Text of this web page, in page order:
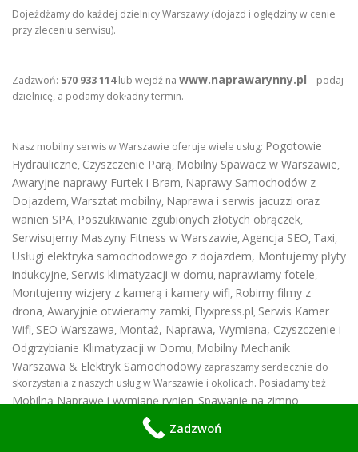
Dojeżdżamy do każdej dzielnicy Warszawy (dojazd i oględziny w cenie
przy zleceniu serwisu).
Zadzwoń: 570 933 114lub wejdź na www.naprawarynny.pl – podaj
dzielnicę, a podamy dokładny termin.
Nasz mobilny serwis w Warszawie oferuje wiele usług: Pogotowie
Hydrauliczne, Czyszczenie Parą, Mobilny Spawacz w Warszawie,
Awaryjne naprawy Furtek i Bram, Naprawy Samochodów z
Dojazdem, Warsztat mobilny, Naprawa i serwis jacuzzi oraz
wanien SPA, Poszukiwanie zgubionych złotych obrączek,
Serwisujemy Maszyny Fitness w Warszawie, Agencja SEO, Taxi,
Usługi elektryka samochodowego z dojazdem, Montujemy płyty
indukcyjne, Serwis klimatyzacji w domu, naprawiamy fotele,
Montujemy wizjery z kamerą i kamery wifi, Robimy filmy z
drona, Awaryjnie otwieramy zamki, Flyxpress.pl, Serwis Kamer
Wifi, SEO Warszawa, Montaż, Naprawa, Wymiana, Czyszczenie i
Odgrzybianie Klimatyzacji w Domu, Mobilny Mechanik
Warszawa & Elektryk Samochodowy zapraszamy serdecznie do
skorzystania z naszych usług w Warszawie i okolicach. Posiadamy też
Mobilną Naprawę i wymianę rynien,Spawanie na zimno
MIG/MAG, TIG, MMA w Warszawie
Czyszczenie naprawa, wymiana i montaż rynien
Zadzwoń